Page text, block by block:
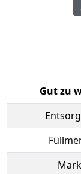
Gut zu